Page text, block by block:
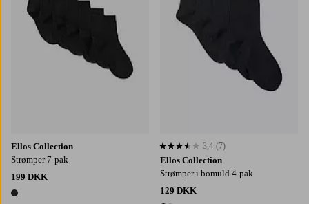
Ellos Collection
Strømper 7-pak
199 DKK
1 farve
Ellos Collection
Strømper i bomuld 4-pak
129 DKK
3,4 baseret på 7 bedømmelser
3,4 (7)